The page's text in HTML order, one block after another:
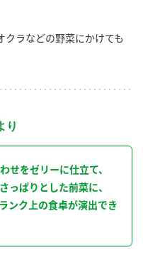
ラなどの野菜にかけても
り
せをゼリーに仕立て、
っぱりとした前菜に、
ンク上の食卓が演出でき